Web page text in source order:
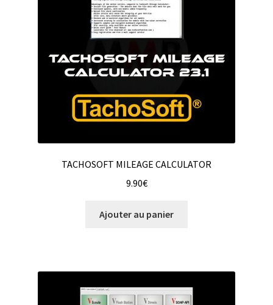
TACHOSOFT MILEAGE CALCULATOR
9.90€
Ajouter au panier